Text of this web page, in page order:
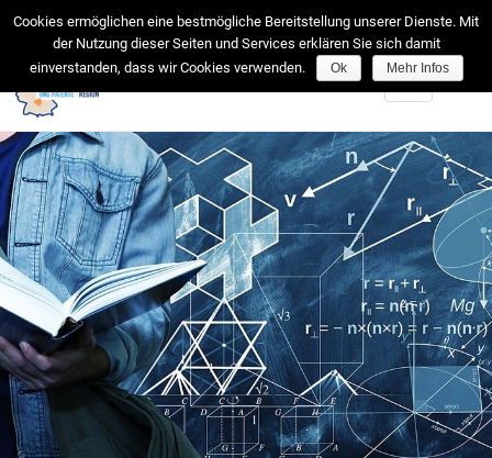
facebook
Toggle
Cookies ermöglichen eine bestmögliche Bereitstellung unserer Dienste. Mit
der Nutzung dieser Seiten und Services erklären Sie sich damit
einverstanden, dass wir Cookies verwenden.
Ok Mehr Infos